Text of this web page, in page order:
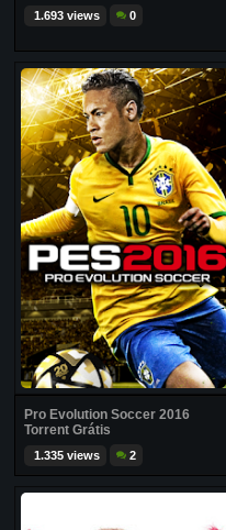
1.693 views 0
Pro Evolution Soccer 2016
Torrent Grátis
1.335 views 2